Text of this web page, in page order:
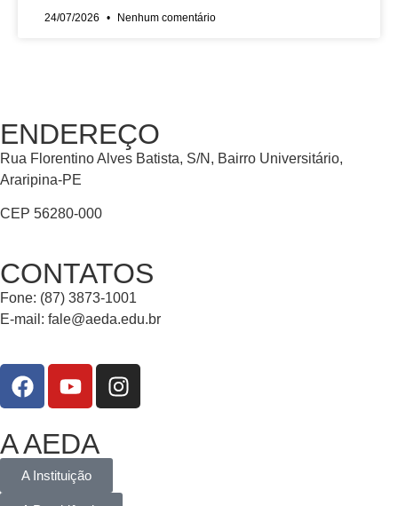
24/07/2026 Nenhum comentário
ENDEREÇO
Rua Florentino Alves Batista, S/N, Bairro Universitário,
Araripina-PE
CEP 56280-000
CONTATOS
Fone: (87) 3873-1001
E-mail: fale@aeda.edu.br
A AEDA
A Instituição